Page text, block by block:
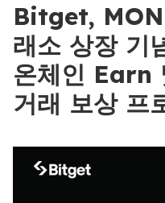
Bitget, MON
래소 상장 기
온체인 Earn
거래 보상 프